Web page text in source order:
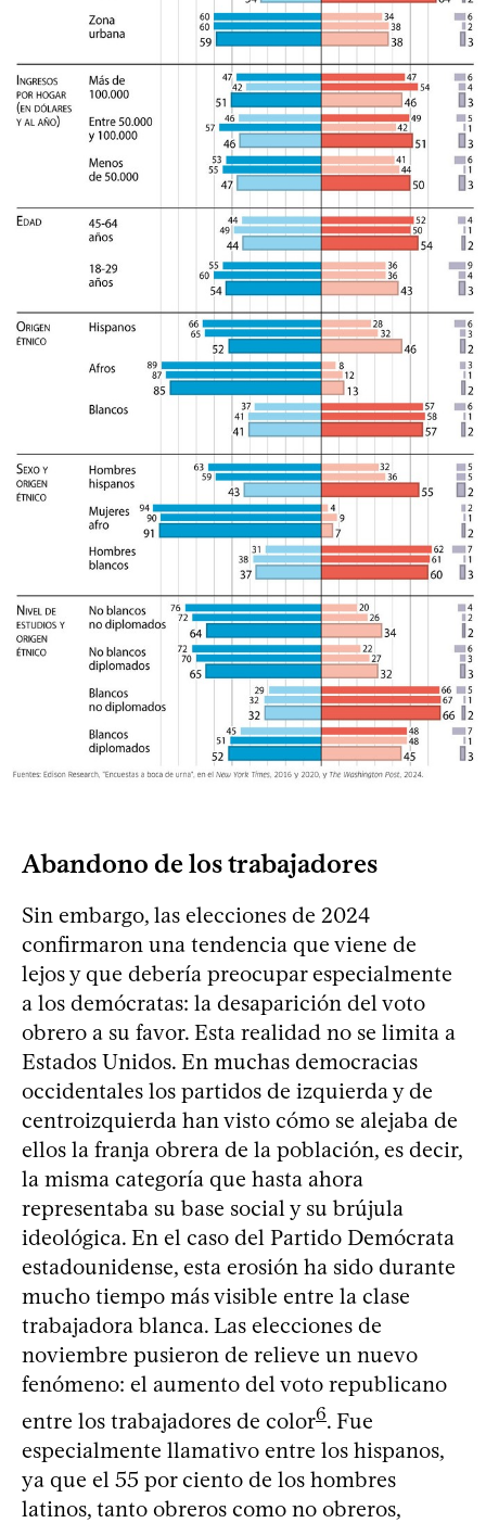
Abandono de los trabajadores
Sin embargo, las elecciones de 2024
confirmaron una tendencia que viene de
lejos y que debería preocupar especialmente
a los demócratas: la desaparición del voto
obrero a su favor. Esta realidad no se limita a
Estados Unidos. En muchas democracias
occidentales los partidos de izquierda y de
centroizquierda han visto cómo se alejaba de
ellos la franja obrera de la población, es decir,
la misma categoría que hasta ahora
representaba su base social y su brújula
ideológica. En el caso del Partido Demócrata
estadounidense, esta erosión ha sido durante
mucho tiempo más visible entre la clase
trabajadora blanca. Las elecciones de
noviembre pusieron de relieve un nuevo
fenómeno: el aumento del voto republicano
entre los trabajadores de color6. Fue
especialmente llamativo entre los hispanos,
ya que el 55 por ciento de los hombres
latinos, tanto obreros como no obreros,